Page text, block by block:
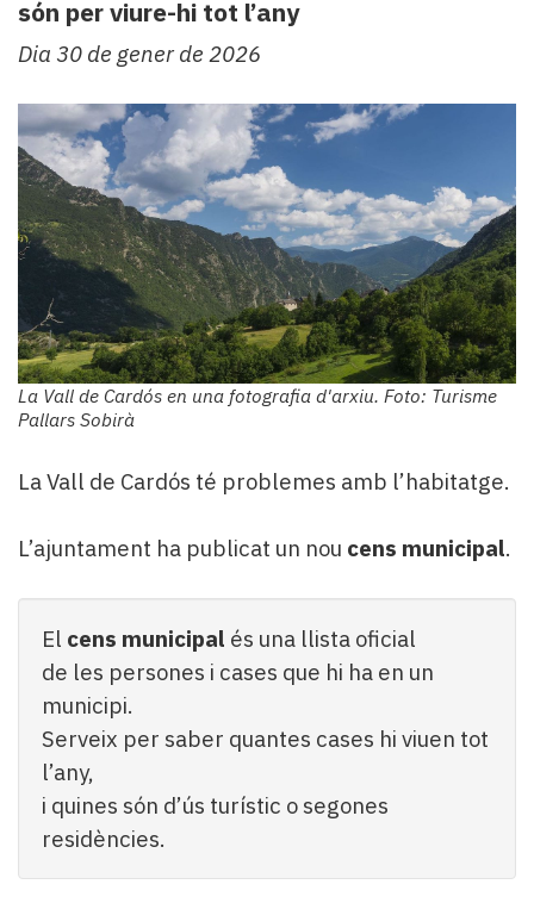
són per viure-hi tot l’any
Dia 30 de gener de 2026
La Vall de Cardós en una fotografia d'arxiu. Foto: Turisme
Pallars Sobirà
La Vall de Cardós té problemes amb l’habitatge.
L’ajuntament ha publicat un nou cens municipal.
El cens municipal és una llista oficial
de les persones i cases que hi ha en un
municipi.
Serveix per saber quantes cases hi viuen tot
l’any,
i quines són d’ús turístic o segones
residències.